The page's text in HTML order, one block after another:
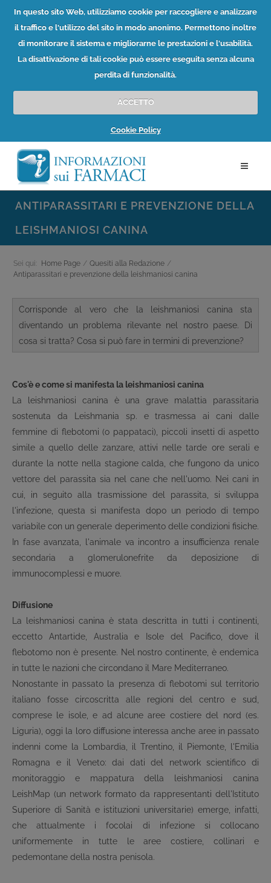
In questo sito Web, utilizziamo cookie per raccogliere e analizzare
il traffico e l'utilizzo del sito in modo anonimo. Permettono inoltre
di monitorare il sistema e migliorarne le prestazioni e l'usabilità.
La disattivazione di tali cookie può essere eseguita senza alcuna
perdita di funzionalità.
ACCETTO
Cookie Policy
ANTIPARASSITARI E PREVENZIONE DELLA
LEISHMANIOSI CANINA
Sei qui: Home Page / Quesiti alla Redazione /
Antiparassitari e prevenzione della leishmaniosi canina
Corrisponde al vero che la leishmaniosi canina sta
diventando un problema rilevante nel nostro paese. Di
cosa si tratta? Cosa si può fare in termini di prevenzione?
Cos'è e come si manifesta la leishmaniosi canina
La leishmaniosi canina è una grave malattia parassitaria
sostenuta da Leishmania sp. e trasmessa ai cani dalle
femmine di flebotomi (o pappataci), piccoli insetti di aspetto
simile a quello delle zanzare, attivi nelle tarde ore serali e
durante la notte nella stagione calda, che fungono da unico
vettore del parassita sia nel cane che nell'uomo. Nei cani in
cui, in seguito alla trasmissione del parassita, si sviluppa
l'infezione, questa si manifesta dopo un periodo di tempo
variabile con un generale deperimento delle condizioni fisiche.
In fase avanzata, l'animale va incontro a insufficienza renale
secondaria a glomerulonefrite da deposizione di
immunocomplessi e muore.
Diffusione
La leishmaniosi canina è stata descritta in tutti i continenti,
eccetto Antartide, Australia e Isole del Pacifico, dove il
flebotomo non è presente. Nel nostro continente, è endemica
in tutte le nazioni che circondano il Mare Mediterraneo.
Nonostante in passato la presenza di flebotomi sul territorio
italiano fosse circoscritta alle regioni del centro e sud,
comprese le isole, e ad alcune aree costiere del nord (es.
Liguria), oggi la loro diffusione interessa anche aree in passato
indenni come la Lombardia, il Trentino, il Piemonte, l'Emilia
Romagna e il Veneto: dai dati del network scientifico di
monitoraggio e mappatura della leishmaniosi canina
LeishMap (un network formato da rappresentanti dell'Istituto
Superiore di Sanità e istituzioni universitarie) emerge, infatti,
che attualmente i focolai di infezione si collocano
uniformemente in tutte le aree costiere, collinari e
pedemontane della nostra penisola.